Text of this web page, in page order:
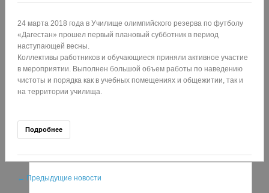
24 марта 2018 года в Училище олимпийского резерва по футболу
«Дагестан» прошел первый плановый субботник в период
наступающей весны.
Коллективы работников и обучающиеся приняли активное участие
в мероприятии. Выполнен большой объем работы по наведению
чистоты и порядка как в учебных помещениях и общежитии, так и
на территории училища.
Подробнее
← Предыдущие новости